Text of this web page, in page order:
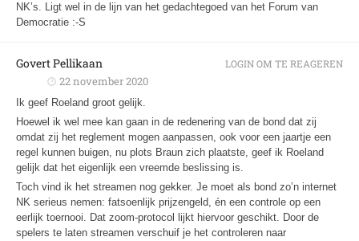
NK’s. Ligt wel in de lijn van het gedachtegoed van het Forum van
Democratie :-S
Govert Pellikaan
22 november 2020
Ik geef Roeland groot gelijk.
Hoewel ik wel mee kan gaan in de redenering van de bond dat zij
omdat zij het reglement mogen aanpassen, ook voor een jaartje een
regel kunnen buigen, nu plots Braun zich plaatste, geef ik Roeland
gelijk dat het eigenlijk een vreemde beslissing is.
Toch vind ik het streamen nog gekker. Je moet als bond zo’n internet
NK serieus nemen: fatsoenlijk prijzengeld, én een controle op een
eerlijk toernooi. Dat zoom-protocol lijkt hiervoor geschikt. Door de
spelers te laten streamen verschuif je het controleren naar
LOGIN OM TE REAGEREN